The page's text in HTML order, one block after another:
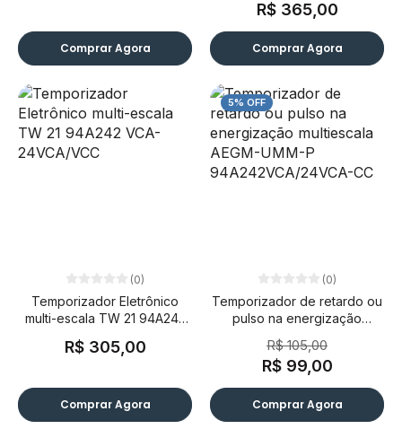
Comprar Agora
R$ 365,00
Comprar Agora
(0)
Temporizador Eletrônico
multi-escala TW 21 94A242
R$ 305,00
Comprar Agora
5% OFF
(0)
Temporizador de retardo ou
pulso na energização
multiescala AEGM-UMM-P
94A242VCA/24VCA-CC
R$ 105,00
R$ 99,00
Comprar Agora